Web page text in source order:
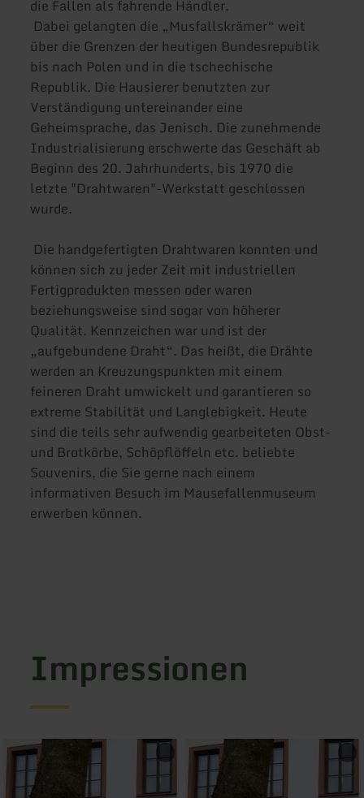
die Fallen als fahrende Händler.
Dabei gelangten die „Musfallskrämer“ weit
über die Grenzen der heutigen Bundesrepublik
bis nach Polen und in die tschechische
Republik. Die Hausierer benutzten zur
Verständigung untereinander eine
Geheimsprache, das Jenisch. Die zunehmende
Industrialisierung erschwerte das Geschäft ab
Beginn des 20. Jahrhunderts, bis 1970 die
letzte "Drahtwaren"-Werkstatt geschlossen
wurde.
Die handgefertigten Drahtwaren konnten und
können sich zu jeder Zeit mit industriellen
Fertigprodukten messen oder waren
beziehungsweise sind sogar von höherer
Qualität. Kennzeichen war und ist der
„aufgebundene Draht“. Das heißt, die Drähte
werden an Kreuzungspunkten mit einem
feineren Draht umwickelt und garantieren so
extreme Stabilität und Langlebigkeit. Heute
sind die teils sehr aufwendig gearbeiteten Obst-
und Brotkörbe, Schöpflöffeln etc. beliebte
Souvenirs, die Sie gerne nach einem
informativen Besuch im Mausefallenmuseum
erwerben können.
Impressionen